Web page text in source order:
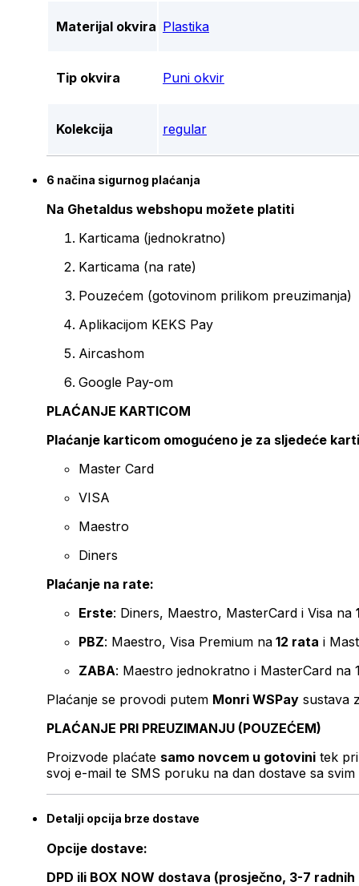
Materijal okvira Plastika
Tip okvira Puni okvir
Kolekcija regular
6 načina sigurnog plaćanja
Na Ghetaldus webshopu možete platiti
Karticama (jednokratno)
Karticama (na rate)
Pouzećem (gotovinom prilikom preuzimanja)
Aplikacijom KEKS Pay
Aircashom
Google Pay-om
PLAĆANJE KARTICOM
Plaćanje karticom omogućeno je za sljedeće
Master Card
VISA
Maestro
Diners
Plaćanje na rate:
Erste: Diners, Maestro, MasterCard i Visa na
PBZ: Maestro, Visa Premium na 12 rata i
ZABA: Maestro jednokratno i MasterCard na
Plaćanje se provodi putem Monri WSPay sustava
PLAĆANJE PRI PREUZIMANJU (POUZEĆEM)
Proizvode plaćate samo novcem u gotovini tek
svoj e-mail te SMS poruku na dan dostave sa svim
Detalji opcija brze dostave
Opcije dostave:
DPD ili BOX NOW dostava (prosječno, 3-7 radnih